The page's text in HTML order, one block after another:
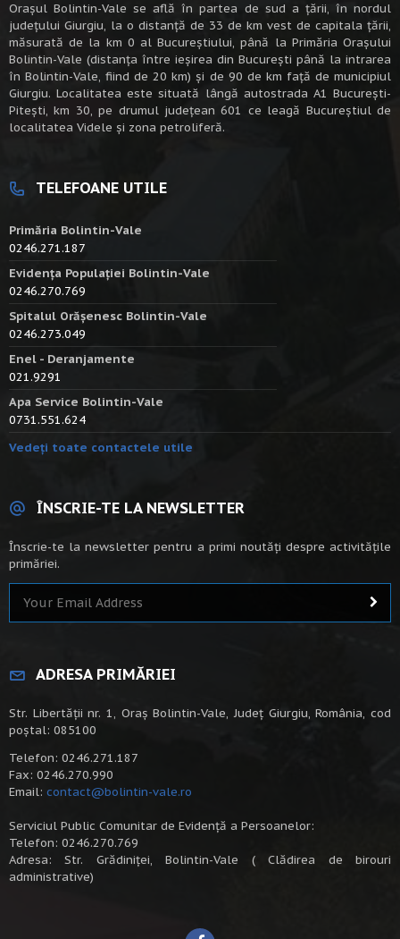
Oraşul Bolintin-Vale se află în partea de sud a ţării, în nordul
judeţului Giurgiu, la o distanţă de 33 de km vest de capitala țării,
măsurată de la km 0 al Bucureștiului, până la Primăria Orașului
Bolintin-Vale (distanța între ieșirea din București până la intrarea
în Bolintin-Vale, fiind de 20 km) şi de 90 de km faţă de municipiul
Giurgiu. Localitatea este situată lângă autostrada A1 Bucureşti-
Piteşti, km 30, pe drumul judeţean 601 ce leagă Bucureştiul de
localitatea Videle şi zona petroliferă.
TELEFOANE UTILE
Primăria Bolintin-Vale
0246.271.187
Evidența Populației Bolintin-Vale
0246.270.769
Spitalul Orășenesc Bolintin-Vale
0246.273.049
Enel - Deranjamente
021.9291
Apa Service Bolintin-Vale
0731.551.624
Vedeți toate contactele utile
ÎNSCRIE-TE LA NEWSLETTER
Înscrie-te la newsletter pentru a primi noutăți despre activitățile
primăriei.
ADRESA PRIMĂRIEI
Str. Libertății nr. 1, Oraș Bolintin-Vale, Județ Giurgiu, România, cod
poștal: 085100
Telefon: 0246.271.187
Fax: 0246.270.990
Email: contact@bolintin-vale.ro
Serviciul Public Comunitar de Evidență a Persoanelor:
Telefon: 0246.270.769
Adresa: Str. Grădiniței, Bolintin-Vale ( Clădirea de birouri
administrative)